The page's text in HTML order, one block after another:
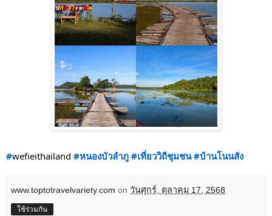
#wefieithailand #หนองบัวลำภู #เที่ยววิถีชุมชน #บ้านโนนสัง
www.toptotravelvariety.com on วันศุกร์, ตุลาคม 17, 2568
ใช้ร่วมกัน